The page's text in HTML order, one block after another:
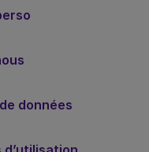
données